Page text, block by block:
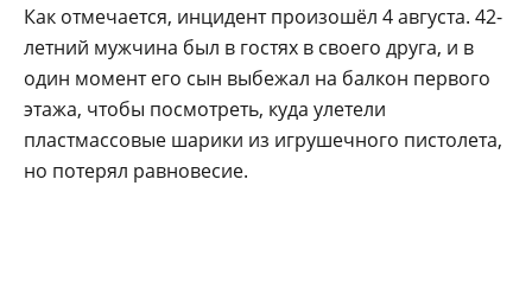
Как отмечается, инцидент произошёл 4 августа. 42-
летний мужчина был в гостях в своего друга, и в
один момент его сын выбежал на балкон первого
этажа, чтобы посмотреть, куда улетели
пластмассовые шарики из игрушечного пистолета,
но потерял равновесие.